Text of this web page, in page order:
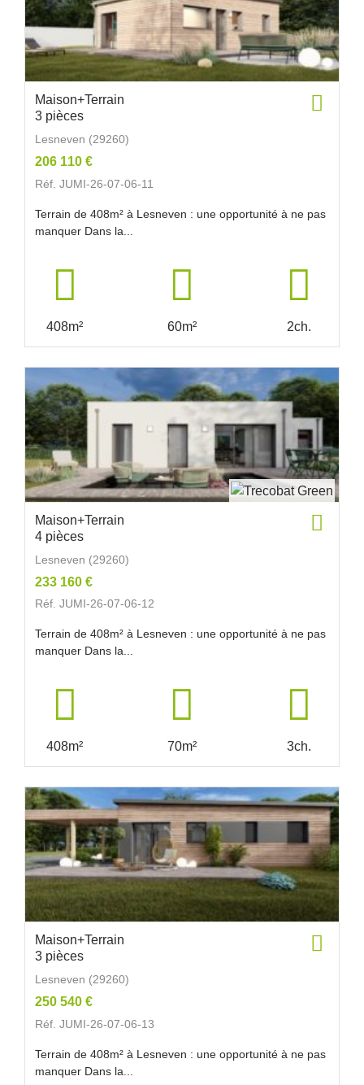
Maison+Terrain
3 pièces
Lesneven (29260)
206 110 €
Réf. JUMI-26-07-06-11
Terrain de 408m² à Lesneven : une opportunité à ne pas
manquer Dans la...
408m² 60m² 2ch.
Maison+Terrain
4 pièces
Lesneven (29260)
233 160 €
Réf. JUMI-26-07-06-12
Terrain de 408m² à Lesneven : une opportunité à ne pas
manquer Dans la...
408m² 70m² 3ch.
Maison+Terrain
3 pièces
Lesneven (29260)
250 540 €
Réf. JUMI-26-07-06-13
Terrain de 408m² à Lesneven : une opportunité à ne pas
manquer Dans la...